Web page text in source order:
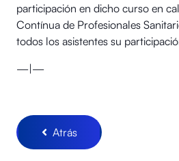
participación en dicho curso en
Contínua de Profesionales
todos los asistentes su
—|—
Atrás